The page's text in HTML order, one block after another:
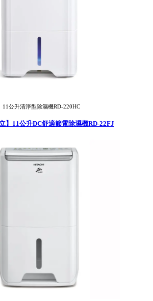
11公升清淨型除濕機RD-220HC
】11公升DC舒適節電除濕機RD-22FJ